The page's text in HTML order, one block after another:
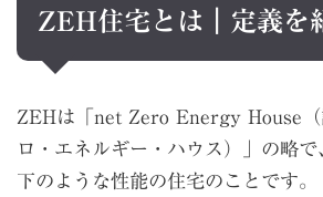
ZEH住宅とは｜定義を
ZEHは「net Zero Energy House（
ロ・エネルギー・ハウス）」の略
下のような性能の住宅のことです。